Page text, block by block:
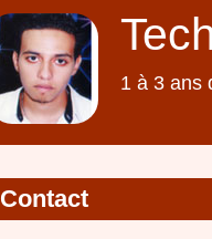
1 à 3 ans
Contact